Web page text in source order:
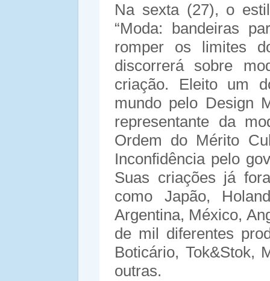
Na sexta (27), o
“Moda: bandeiras
romper os limites
discorrerá sobre
criação. Eleito um
mundo pelo Design
representante da
Ordem do Mérito
Inconfidência pelo
Suas criações já
como Japão,
Argentina, México,
de mil diferentes
Boticário, Tok&Stok,
outras.